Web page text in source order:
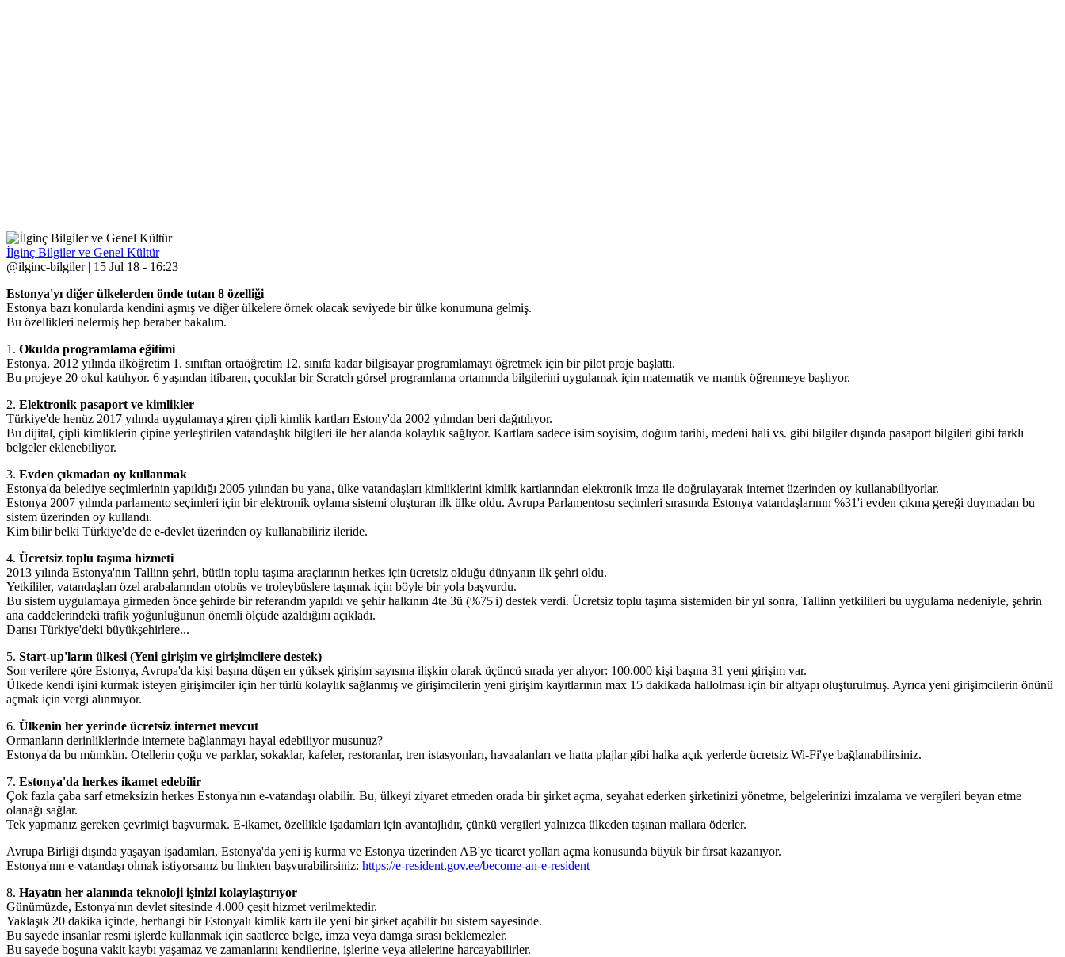
İlginç Bilgiler ve Genel Kültür
@ilginc-bilgiler | 15 Jul 18 - 16:23
Estonya'yı diğer ülkelerden önde tutan 8 özelliği
Estonya bazı konularda kendini aşmış ve diğer ülkelere örnek olacak seviyede bir ülke konumuna gelmiş.
Bu özellikleri nelermiş hep beraber bakalım.
1. Okulda programlama eğitimi
Estonya, 2012 yılında ilköğretim 1. sınıftan ortaöğretim 12. sınıfa kadar bilgisayar programlamayı öğretmek için bir pilot proje başlattı.
Bu projeye 20 okul katılıyor. 6 yaşından itibaren, çocuklar bir Scratch görsel programlama ortamında bilgilerini uygulamak için matematik ve mantık öğrenmeye başlıyor.
2. Elektronik pasaport ve kimlikler
Türkiye'de henüz 2017 yılında uygulamaya giren çipli kimlik kartları Estony'da 2002 yılından beri dağıtılıyor.
Bu dijital, çipli kimliklerin çipine yerleştirilen vatandaşlık bilgileri ile her alanda kolaylık sağlıyor. Kartlara sadece isim soyisim, doğum tarihi, medeni hali vs. gibi bilgiler dışında pasaport bilgileri gibi farklı
belgeler eklenebiliyor.
3. Evden çıkmadan oy kullanmak
Estonya'da belediye seçimlerinin yapıldığı 2005 yılından bu yana, ülke vatandaşları kimliklerini kimlik kartlarından elektronik imza ile doğrulayarak internet üzerinden oy kullanabiliyorlar.
Estonya 2007 yılında parlamento seçimleri için bir elektronik oylama sistemi oluşturan ilk ülke oldu. Avrupa Parlamentosu seçimleri sırasında Estonya vatandaşlarının %31'i evden çıkma gereği duymadan bu
sistem üzerinden oy kullandı.
Kim bilir belki Türkiye'de de e-devlet üzerinden oy kullanabiliriz ileride.
4. Ücretsiz toplu taşıma hizmeti
2013 yılında Estonya'nın Tallinn şehri, bütün toplu taşıma araçlarının herkes için ücretsiz olduğu dünyanın ilk şehri oldu.
Yetkililer, vatandaşları özel arabalarından otobüs ve troleybüslere taşımak için böyle bir yola başvurdu.
Bu sistem uygulamaya girmeden önce şehirde bir referandm yapıldı ve şehir halkının 4te 3ü (%75'i) destek verdi. Ücretsiz toplu taşıma sistemiden bir yıl sonra, Tallinn yetkilileri bu uygulama nedeniyle, şehrin
ana caddelerindeki trafik yoğunluğunun önemli ölçüde azaldığını açıkladı.
Darısı Türkiye'deki büyükşehirlere...
5. Start-up'ların ülkesi (Yeni girişim ve girişimcilere destek)
Son verilere göre Estonya, Avrupa'da kişi başına düşen en yüksek girişim sayısına ilişkin olarak üçüncü sırada yer alıyor: 100.000 kişi başına 31 yeni girişim var.
Ülkede kendi işini kurmak isteyen girişimciler için her türlü kolaylık sağlanmış ve girişimcilerin yeni girişim kayıtlarının max 15 dakikada hallolması için bir altyapı oluşturulmuş. Ayrıca yeni girişimcilerin önünü
açmak için vergi alınmıyor.
6. Ülkenin her yerinde ücretsiz internet mevcut
Ormanların derinliklerinde internete bağlanmayı hayal edebiliyor musunuz?
Estonya'da bu mümkün. Otellerin çoğu ve parklar, sokaklar, kafeler, restoranlar, tren istasyonları, havaalanları ve hatta plajlar gibi halka açık yerlerde ücretsiz Wi-Fi'ye bağlanabilirsiniz.
7. Estonya'da herkes ikamet edebilir
Çok fazla çaba sarf etmeksizin herkes Estonya'nın e-vatandaşı olabilir. Bu, ülkeyi ziyaret etmeden orada bir şirket açma, seyahat ederken şirketinizi yönetme, belgelerinizi imzalama ve vergileri beyan etme
olanağı sağlar.
Tek yapmanız gereken çevrimiçi başvurmak. E-ikamet, özellikle işadamları için avantajlıdır, çünkü vergileri yalnızca ülkeden taşınan mallara öderler.
Avrupa Birliği dışında yaşayan işadamları, Estonya'da yeni iş kurma ve Estonya üzerinden AB'ye ticaret yolları açma konusunda büyük bir fırsat kazanıyor.
Estonya'nın e-vatandaşı olmak istiyorsanız bu linkten başvurabilirsiniz: https://e-resident.gov.ee/become-an-e-resident
8. Hayatın her alanında teknoloji işinizi kolaylaştırıyor
Günümüzde, Estonya'nın devlet sitesinde 4.000 çeşit hizmet verilmektedir.
Yaklaşık 20 dakika içinde, herhangi bir Estonyalı kimlik kartı ile yeni bir şirket açabilir bu sistem sayesinde.
Bu sayede insanlar resmi işlerde kullanmak için saatlerce belge, imza veya damga sırası beklemezler.
Bu sayede boşuna vakit kaybı yaşamaz ve zamanlarını kendilerine, işlerine veya ailelerine harcayabilirler.